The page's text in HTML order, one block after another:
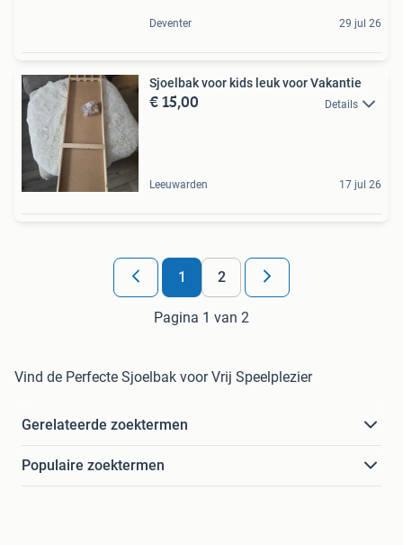
Deventer 29 jul 26
Sjoelbak voor kids leuk voor Vakantie
€ 15,00 Details
Leeuwarden 17 jul 26
1 2
Pagina 1 van 2
Vind de Perfecte Sjoelbak voor Vrij Speelplezier
Gerelateerde zoektermen
Populaire zoektermen